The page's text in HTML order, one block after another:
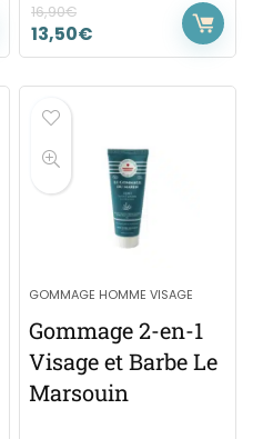
16,90€
13,50€
GOMMAGE HOMME VISAGE
Gommage 2-en-1
Visage et Barbe Le
Marsouin